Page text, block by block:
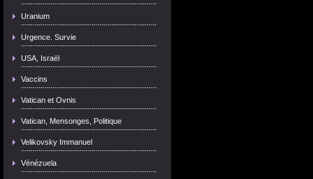
Uranium
Urgence. Survie
USA, Israël
Vaccins
Vatican et Ovnis
Vatican, Mensonges, Politique
Velikovsky Immanuel
Vénézuela